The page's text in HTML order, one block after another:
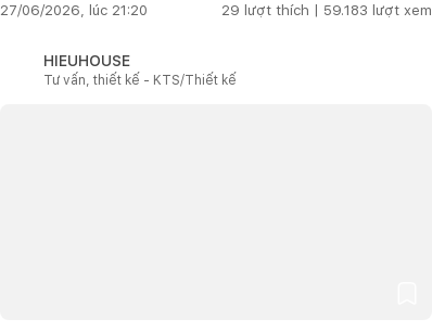
27/06/2026, lúc 21:20 29 lượt thích | 59.183 lượt xem
HIEUHOUSE
Tư vấn, thiết kế - KTS/Thiết kế